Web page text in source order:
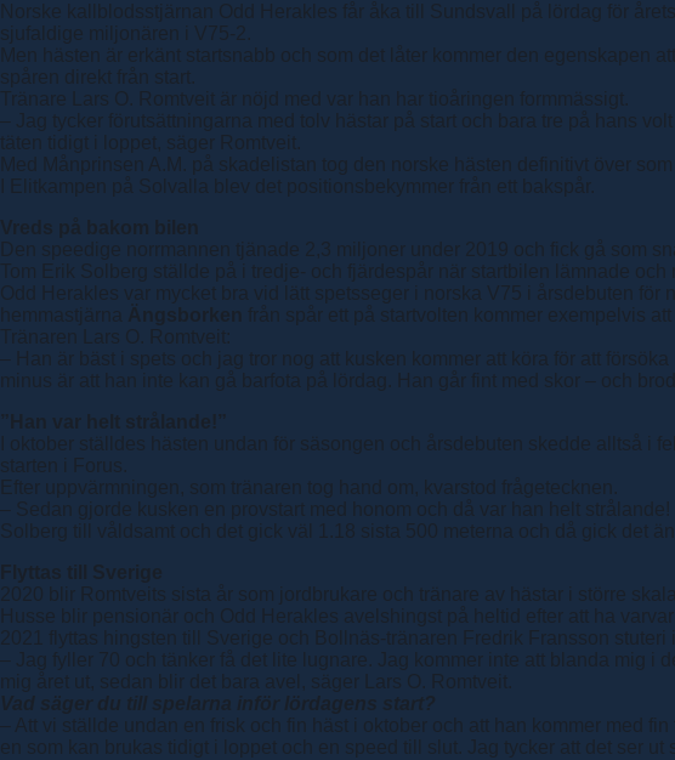
Norske kallblodsstjärnan Odd Herakles får åka till Sundsvall på lördag för
sjufaldige miljonären i V75-2.
Men hästen är erkänt startsnabb och som det låter kommer den egenskapen
spåren direkt från start.
Tränare Lars O. Romtveit är nöjd med var han har tioåringen formmässigt.
– Jag tycker förutsättningarna med tolv hästar på start och bara tre på hans
täten tidigt i loppet, säger Romtveit.
Med Månprinsen A.M. på skadelistan tog den norske hästen definitivt över
I Elitkampen på Solvalla blev det positionsbekymmer från ett bakspår.
Vreds på bakom bilen
Den speedige norrmannen tjänade 2,3 miljoner under 2019 och fick gå som
Tom Erik Solberg ställde på i tredje- och fjärdespår när startbilen lämnade
Odd Herakles var mycket bra vid lätt spetsseger i norska V75 i årsdebuten
hemmastjärna Ängsborken från spår ett på startvolten kommer exempelvis
Tränaren Lars O. Romtveit:
– Han är bäst i spets och jag tror nog att kusken kommer att köra för att
minus är att han inte kan gå barfota på lördag. Han går fint med skor – och
”Han var helt strålande!”
I oktober ställdes hästen undan för säsongen och årsdebuten skedde alltså i
starten i Forus.
Efter uppvärmningen, som tränaren tog hand om, kvarstod frågetecknen.
– Sedan gjorde kusken en provstart med honom och då var han helt
Solberg till våldsamt och det gick väl 1.18 sista 500 meterna och då gick det
Flyttas till Sverige
2020 blir Romtveits sista år som jordbrukare och tränare av hästar i större
Husse blir pensionär och Odd Herakles avelshingst på heltid efter att ha
2021 flyttas hingsten till Sverige och Bollnäs-tränaren Fredrik Fransson stuteri
– Jag fyller 70 och tänker få det lite lugnare. Jag kommer inte att blanda mig
mig året ut, sedan blir det bara avel, säger Lars O. Romtveit.
Vad säger du till spelarna inför lördagens start?
– Att vi ställde undan en frisk och fin häst i oktober och att han kommer med
en som kan brukas tidigt i loppet och en speed till slut. Jag tycker att det ser ut